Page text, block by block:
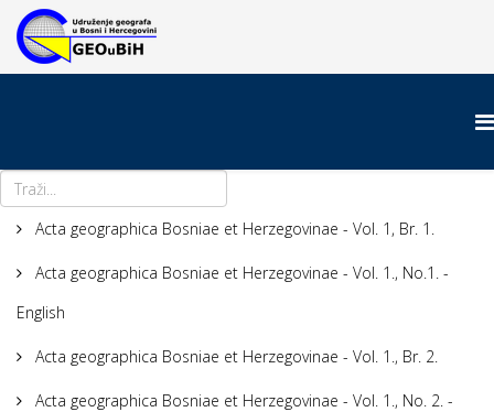
Acta geographica Bosniae et Herzegovinae - Vol. 1, Br. 1.
Acta geographica Bosniae et Herzegovinae - Vol. 1., No.1. -
English
Acta geographica Bosniae et Herzegovinae - Vol. 1., Br. 2.
Acta geographica Bosniae et Herzegovinae - Vol. 1., No. 2. -